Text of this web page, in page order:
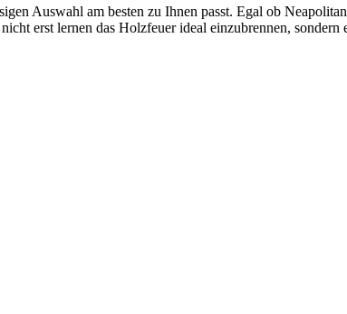
Auswahl am besten zu Ihnen passt. Egal ob
erst lernen das Holzfeuer ideal einzubrennen, sondern